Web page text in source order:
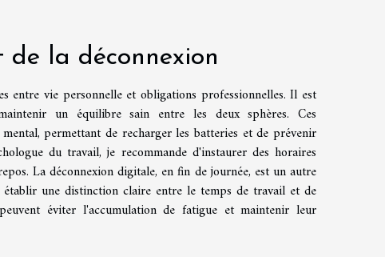
de la déconnexion
vie personnelle et obligations professionnelles. Il est
un équilibre sain entre les deux sphères. Ces
permettant de recharger les batteries et de prévenir
du travail, je recommande d'instaurer des horaires
La déconnexion digitale, en fin de journée, est un autre
une distinction claire entre le temps de travail et de
éviter l'accumulation de fatigue et maintenir leur